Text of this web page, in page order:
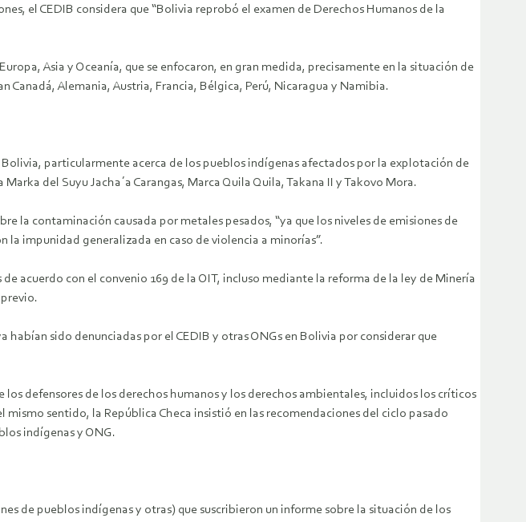
el CEDIB considera que “Bolivia reprobó el examen de Derechos Humanos de la
Asia y Oceanía, que se enfocaron, en gran medida, precisamente en la situación de
Canadá, Alemania, Austria, Francia, Bélgica, Perú, Nicaragua y Namibia.
particularmente acerca de los pueblos indígenas afectados por la explotación de
del Suyu Jacha´a Carangas, Marca Quila Quila, Takana II y Takovo Mora.
la contaminación causada por metales pesados, “​​ya que los niveles de emisiones de
la impunidad generalizada en caso de violencia a minorías”.
acuerdo con el convenio 169 de la OIT, incluso mediante la reforma de la ley de Minería
habían sido denunciadas por el CEDIB y otras ONGs en Bolivia por considerar que
defensores de los derechos humanos y los derechos ambientales, incluidos los críticos
mismo sentido, la República Checa insistió en las recomendaciones del ciclo pasado
indígenas y ONG.
de pueblos indígenas y otras) que suscribieron un informe sobre la situación de los